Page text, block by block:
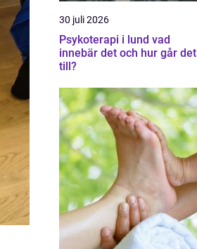
30 juli 2026
Psykoterapi i lund vad
innebär det och hur går det
till?